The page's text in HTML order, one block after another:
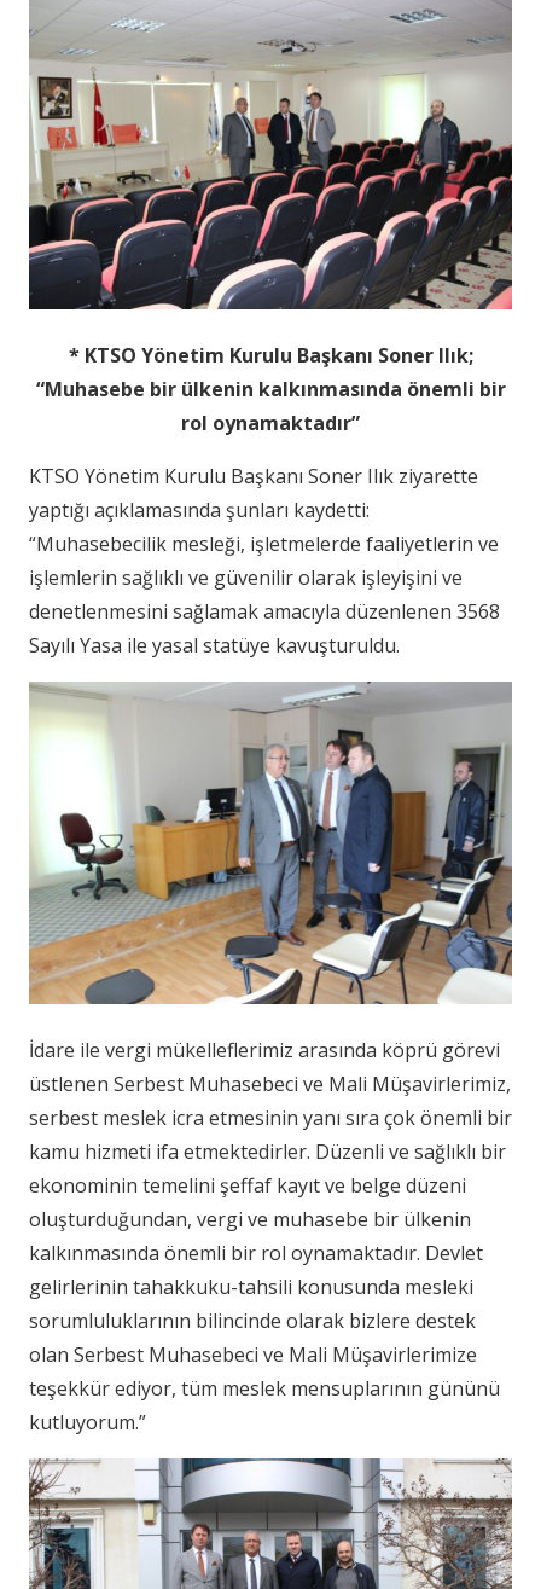
* KTSO Yönetim Kurulu Başkanı Soner Ilık;
“Muhasebe bir ülkenin kalkınmasında önemli bir
rol oynamaktadır”
KTSO Yönetim Kurulu Başkanı Soner Ilık ziyarette
yaptığı açıklamasında şunları kaydetti:
“Muhasebecilik mesleği, işletmelerde faaliyetlerin ve
işlemlerin sağlıklı ve güvenilir olarak işleyişini ve
denetlenmesini sağlamak amacıyla düzenlenen 3568
Sayılı Yasa ile yasal statüye kavuşturuldu.
İdare ile vergi mükelleflerimiz arasında köprü görevi
üstlenen Serbest Muhasebeci ve Mali Müşavirlerimiz,
serbest meslek icra etmesinin yanı sıra çok önemli bir
kamu hizmeti ifa etmektedirler. Düzenli ve sağlıklı bir
ekonominin temelini şeffaf kayıt ve belge düzeni
oluşturduğundan, vergi ve muhasebe bir ülkenin
kalkınmasında önemli bir rol oynamaktadır. Devlet
gelirlerinin tahakkuku-tahsili konusunda mesleki
sorumluluklarının bilincinde olarak bizlere destek
olan Serbest Muhasebeci ve Mali Müşavirlerimize
teşekkür ediyor, tüm meslek mensuplarının gününü
kutluyorum.”